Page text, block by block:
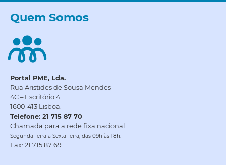
Quem Somos
Portal PME, Lda.
Rua Aristides de Sousa Mendes
4C – Escritório 4
1600-413 Lisboa.
Telefone: 21 715 87 70
Chamada para a rede fixa nacional
Segunda-feira a Sexta-feira, das 09h às 18h.
Fax: 21 715 87 69